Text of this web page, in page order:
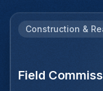
Construction &
Field